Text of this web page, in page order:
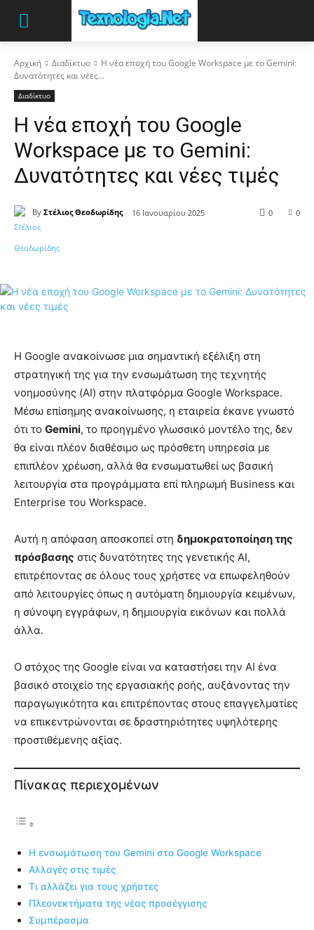
Αρχική Διαδίκτυο
Η νέα εποχή του Google Workspace με το Gemini:
Δυνατότητες και νέες...
Διαδίκτυο
Η νέα εποχή του Google
Workspace με το Gemini:
Δυνατότητες και νέες τιμές
By Στέλιος Θεοδωρίδης 16 Ιανουαρίου 2025 0
0
Η Google ανακοίνωσε μια σημαντική εξέλιξη στη
στρατηγική της για την ενσωμάτωση της τεχνητής
νοημοσύνης (AI) στην πλατφόρμα Google Workspace.
Μέσω επίσημης ανακοίνωσης, η εταιρεία έκανε γνωστό
ότι το Gemini, το προηγμένο γλωσσικό μοντέλο της, δεν
θα είναι πλέον διαθέσιμο ως πρόσθετη υπηρεσία με
επιπλέον χρέωση, αλλά θα ενσωματωθεί ως βασική
λειτουργία στα προγράμματα επί πληρωμή Business και
Enterprise του Workspace.
Αυτή η απόφαση αποσκοπεί στη δημοκρατοποίηση της
πρόσβασης στις δυνατότητες της γενετικής AI,
επιτρέποντας σε όλους τους χρήστες να επωφεληθούν
από λειτουργίες όπως η αυτόματη δημιουργία κειμένων,
η σύνοψη εγγράφων, η δημιουργία εικόνων και πολλά
άλλα.
Ο στόχος της Google είναι να καταστήσει την AI ένα
βασικό στοιχείο της εργασιακής ροής, αυξάνοντας την
παραγωγικότητα και επιτρέποντας στους επαγγελματίες
να επικεντρώνονται σε δραστηριότητες υψηλότερης
προστιθέμενης αξίας.
Πίνακας περιεχομένων
Η ενσωμάτωση του Gemini στο Google Workspace
Αλλαγές στις τιμές
Τι αλλάζει για τους χρήστες
Πλεονεκτήματα της νέας προσέγγισης
Συμπέρασμα